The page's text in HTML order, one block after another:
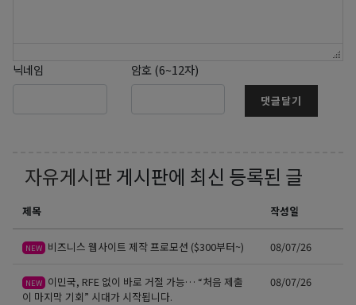
닉네임 암호 (6~12자)
댓글달기
자유게시판 게시판에 최신 등록된 글
제목 작성일
NEW 비즈니스 웹사이트 제작 프로모션 ($300부터~) 08/07/26
NEW 이민국, RFE 없이 바로 거절 가능… “처음 제출
이 마지막 기회” 시대가 시작됩니다.
08/07/26